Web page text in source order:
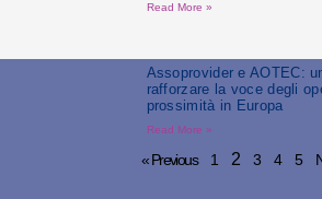
Read More »
Assoprovider e AOTEC:
rafforzare la voce degli
prossimità in Europa
Read More »
« Previous 1 2 3 4 5